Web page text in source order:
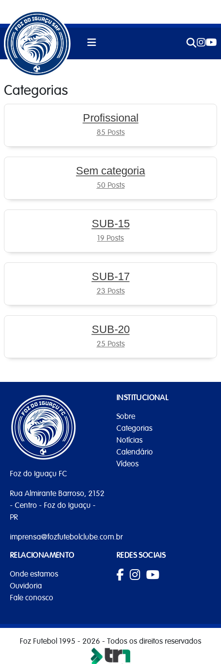
Categorias
Profissional
85 Posts
Sem categoria
50 Posts
SUB-15
19 Posts
SUB-17
23 Posts
SUB-20
25 Posts
Foz do Iguaçu FC
Rua Almirante Barroso, 2152
- Centro - Foz do Iguaçu -
PR
imprensa@fozfutebolclube.com.br
INSTITUCIONAL
Sobre
Categorias
Notícias
Calendário
Vídeos
RELACIONAMENTO
Onde estamos
Ouvidoria
Fale conosco
REDES SOCIAIS
Foz Futebol 1995 - 2026 - Todos os direitos reservados